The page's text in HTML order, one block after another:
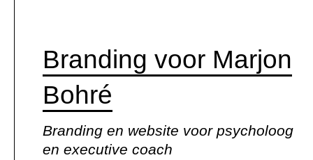
Branding voor Marjon
Bohré
Branding en website voor psycholoog
en executive coach